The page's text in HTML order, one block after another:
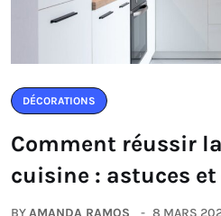
DÉCORATIONS
Comment réussir
cuisine : astuces